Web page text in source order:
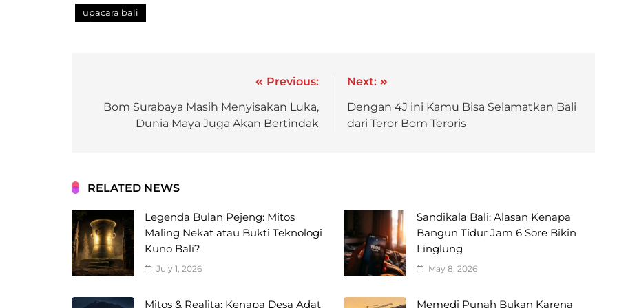
upacara bali
Previous:
Bom Surabaya Masih Menyisakan Luka,
Dunia Maya Juga Akan Bertindak
Next:
Dengan 4J ini Kamu Bisa Selamatkan Bali
dari Teror Bom Teroris
RELATED NEWS
Legenda Bulan Pejeng: Mitos
Maling Nekat atau Bukti Teknologi
Kuno Bali?
July 1, 2026
Sandikala Bali: Alasan Kenapa
Bangun Tidur Jam 6 Sore Bikin
Linglung
May 8, 2026
Mitos & Realita: Kenapa Desa Adat Memedi Punah Bukan Karena